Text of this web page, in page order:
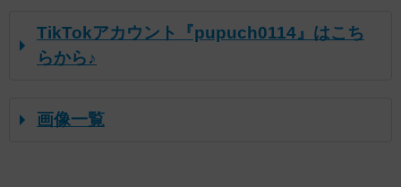
TikTokアカウント『pupuch0114』はこち
らから♪
画像一覧